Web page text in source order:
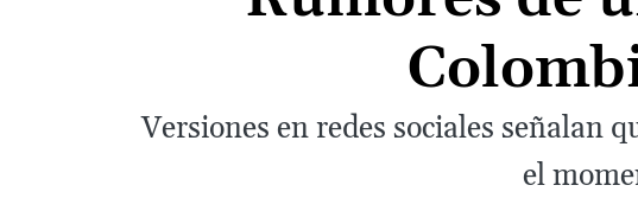
Versiones en redes sociales señalan
el